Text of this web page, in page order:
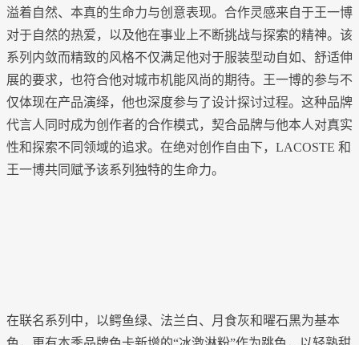
溢着自然、本真的生命力与创意表现。合作灵感来自于王一博
对于自然的热爱，以及他在事业上不断挑战与探索的精神。该
系列内敛而精致的风格不仅满足他对于服装型动自如、舒适伸
展的要求，也符合他对城市机能风尚的期待。王一博的参与不
仅体现在产品演绎，他也深度参与了设计探讨过程。这种品牌
代言人同时成为创作者的合作模式，契合品牌与他本人对真实
性和探索不同领域的追求。在绝对创作自由下，LACOSTE 和
王一博共同赋予该系列独特的生命力。
在联名系列中，以鳄鱼绿、法兰白、月食灰和曜石黑为基本